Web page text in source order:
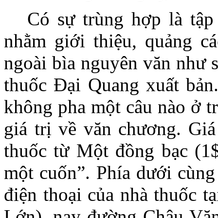
Có sự trùng hợp là
nhằm giới thiệu, quảng
ngoài bìa nguyên văn như
thuốc Đại Quang xuất
không pha một câu nào ở
giá trị về văn chương.
thuốc từ Một đồng bạc
một cuốn”. Phía dưới
điện thoại của nhà thuốc